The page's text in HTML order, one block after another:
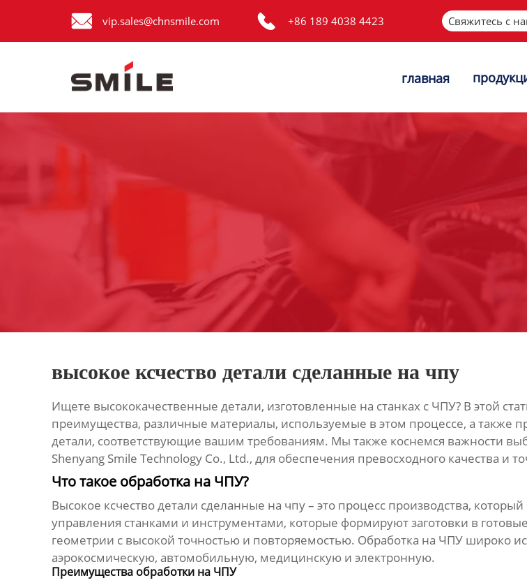
 vip.sales@chnsmile.com  +86 189 4038 4423 Свяжитесь с
главная
высокое ксчество детали сделанные на чпу
Ищете высококачественные детали, изготовленные на станках с ЧПУ? В этой
преимущества, различные материалы, используемые в этом процессе, а также
детали, соответствующие вашим требованиям. Мы также коснемся важности
Shenyang Smile Technology Co., Ltd., для обеспечения превосходного качества и
Что такое обработка на ЧПУ?
Высокое ксчество детали сделанные на чпу– это процесс производства,
управления станками и инструментами, которые формируют заготовки в
геометрии с высокой точностью и повторяемостью. Обработка на ЧПУ широко
аэрокосмическую, автомобильную, медицинскую и электронную.
Преимущества обработки на ЧПУ